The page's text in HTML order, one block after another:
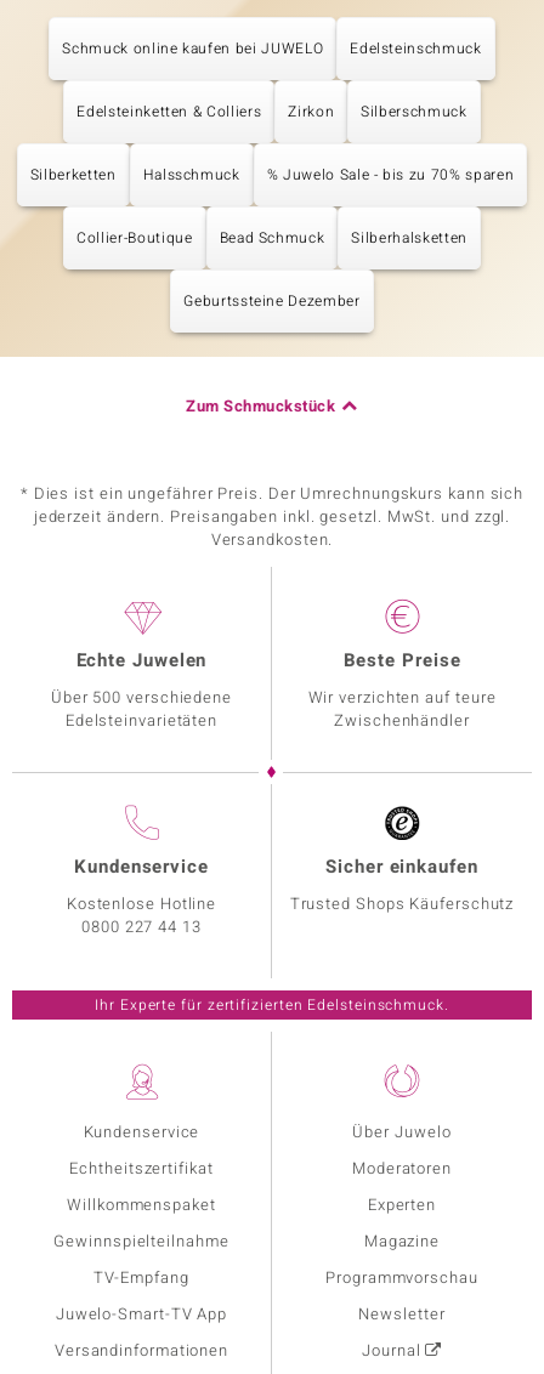
Schmuck online kaufen bei JUWELO Edelsteinschmuck
Edelsteinketten & Colliers Zirkon Silberschmuck
Silberketten Halsschmuck % Juwelo Sale - bis zu 70% sparen
Collier-Boutique Bead Schmuck Silberhalsketten
Geburtssteine Dezember
Zum Schmuckstück
* Dies ist ein ungefährer Preis. Der Umrechnungskurs kann sich
jederzeit ändern. Preisangaben inkl. gesetzl. MwSt. und zzgl.
Versandkosten.
Kundenservice
Echtheitszertifikat
Willkommenspaket
Gewinnspielteilnahme
TV-Empfang
Juwelo-Smart-TV App
Versandinformationen
Über Juwelo
Moderatoren
Experten
Magazine
Programmvorschau
Newsletter
Journal
Echte Juwelen
Über 500 verschiedene
Edelsteinvarietäten
Beste Preise
Wir verzichten auf teure
Zwischenhändler
Kundenservice
Kostenlose Hotline
0800 227 44 13
Sicher einkaufen
Trusted Shops Käuferschutz
Ihr Experte für zertifizierten Edelsteinschmuck.